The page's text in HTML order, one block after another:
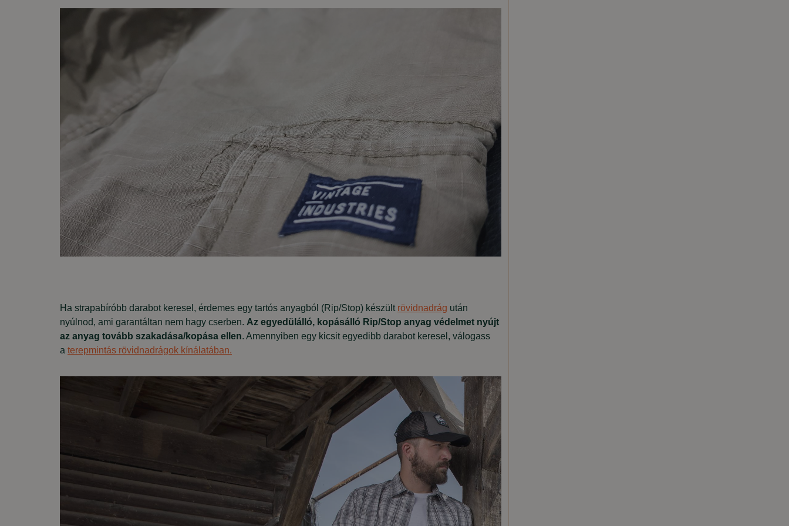
Ha strapabíróbb darabot keresel, érdemes egy tartós anyagból (Rip/Stop) készült rövidnadrág után
nyúlnod, ami garantáltan nem hagy cserben. Az egyedülálló, kopásálló Rip/Stop anyag védelmet nyújt
az anyag tovább szakadása/kopása ellen. Amennyiben egy kicsit egyedibb darabot keresel, válogass
a terepmintás rövidnadrágok kínálatában.